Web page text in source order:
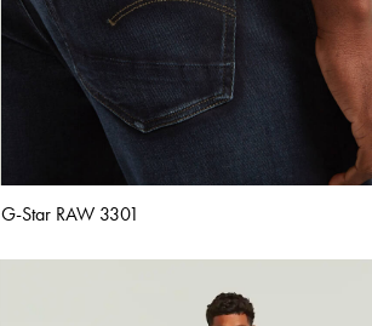
G-Star RAW 3301